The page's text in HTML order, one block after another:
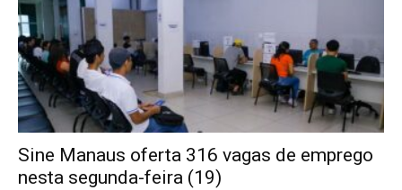
Sine Manaus oferta 316 vagas de emprego
nesta segunda-feira (19)